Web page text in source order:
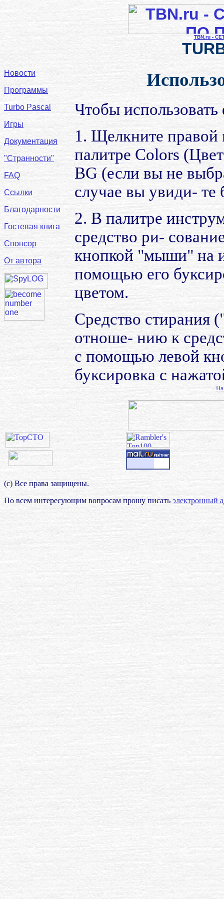
TBN.ru -
Новости
Программы
Turbo Pascal
Игры
Документация
"Странности"
FAQ
Ссылки
Благодарности
Гостевая книга
Спонсор
От автора
Чтобы
1. Щелкните
палитре Colors
BG (если вы не
случае вы увиди- те
2. В палитре
средство ри-
кнопкой "мыши" на
помощью его
цветом.
Средство стирания
отноше- нию к
с помощью левой
буксировка с
(с) Все права защищены.
По всем интересующим вопросам прошу писать электронный